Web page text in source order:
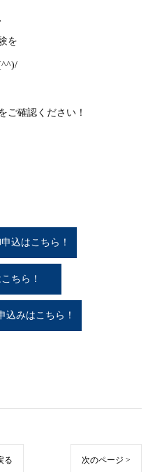
を
ご確認ください！
込はこちら！
ちら！
込みはこちら！
る 次のページ >